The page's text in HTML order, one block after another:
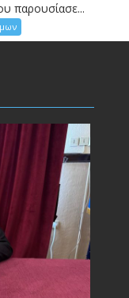
παρουσίασε...